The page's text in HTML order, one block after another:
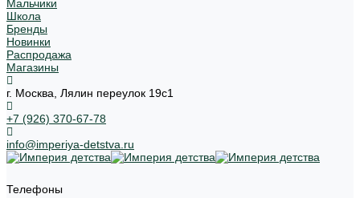
Мальчики
Школа
Бренды
Новинки
Распродажа
Магазины
г. Москва, Лялин переулок 19с1
+7 (926) 370-67-78
info@imperiya-detstva.ru
Телефоны